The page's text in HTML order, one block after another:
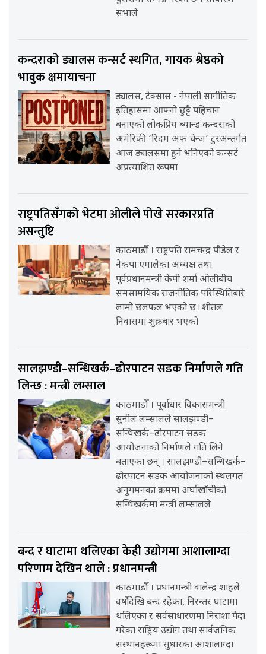
सभाले
कन्दराको ड्यालस कन्सर्ट स्थगित, गायक श्रेष्ठको
भावुक क्षमायाचना
ड्यालस, टेक्सास - नेपाली सांगीतिक
इतिहासमा आफ्नो छुट्टै पहिचान
बनाएको लोकप्रिय ब्यान्ड कन्दराको
अमेरिकी ‘रिदम अफ चेन्ज’ टुरअन्तर्गत
आज ड्यालसमा हुने भनिएको कन्सर्ट
अप्रत्याशित रूपमा
राष्ट्रपतिसँगको भेटमा ओलीले पोखे सरकारप्रति
असन्तुष्टि
काठमाडौँ । राष्ट्रपति रामचन्द्र पौडेल र
नेकपा एमालेका अध्यक्ष तथा
पूर्वप्रधानमन्त्री केपी शर्मा ओलीबीच
समसामयिक राजनीतिक परिस्थितिबारे
लामो छलफल भएको छ। शीतल
निवासमा शुक्रबार भएको
सालझण्डी–सन्धिखर्क–ढोरपाटन सडक निर्माणले गति
लिन्छ : मन्त्री लम्साल
काठमाडौँ । पूर्वाधार विकासमन्त्री
सुनील लम्सालले सालझण्डी–
सन्धिखर्क–ढोरपाटन सडक
आयोजनाको निर्माणले गति लिने
बताएका छन् । सालझण्डी–सन्धिखर्क–
ढोरपाटन सडक आयोजनाको स्थलगत
अनुगमनका क्रममा अर्घाखाँचीको
सन्धिखर्कमा मन्त्री लम्सालले
बन्द र घाटामा थलिएका केही उद्योगमा आशालाग्दा
परिणाम देखिन थाले : प्रधानमन्त्री
काठमाडौँ । प्रधानमन्त्री वालेन्द्र शाहले
वर्षौंदेखि बन्द रहेका, निरन्तर घाटामा
थलिएका र सर्वसाधारणमा निराशा पैदा
गरेका राष्ट्रिय उद्योग तथा सार्वजनिक
संस्थानहरूमा सुधारका आशालाग्दा